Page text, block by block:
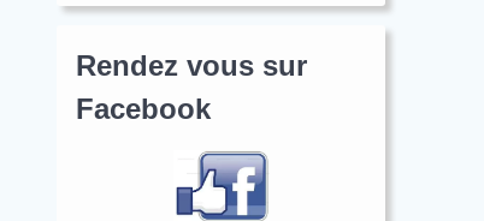
Rendez vous sur
Facebook